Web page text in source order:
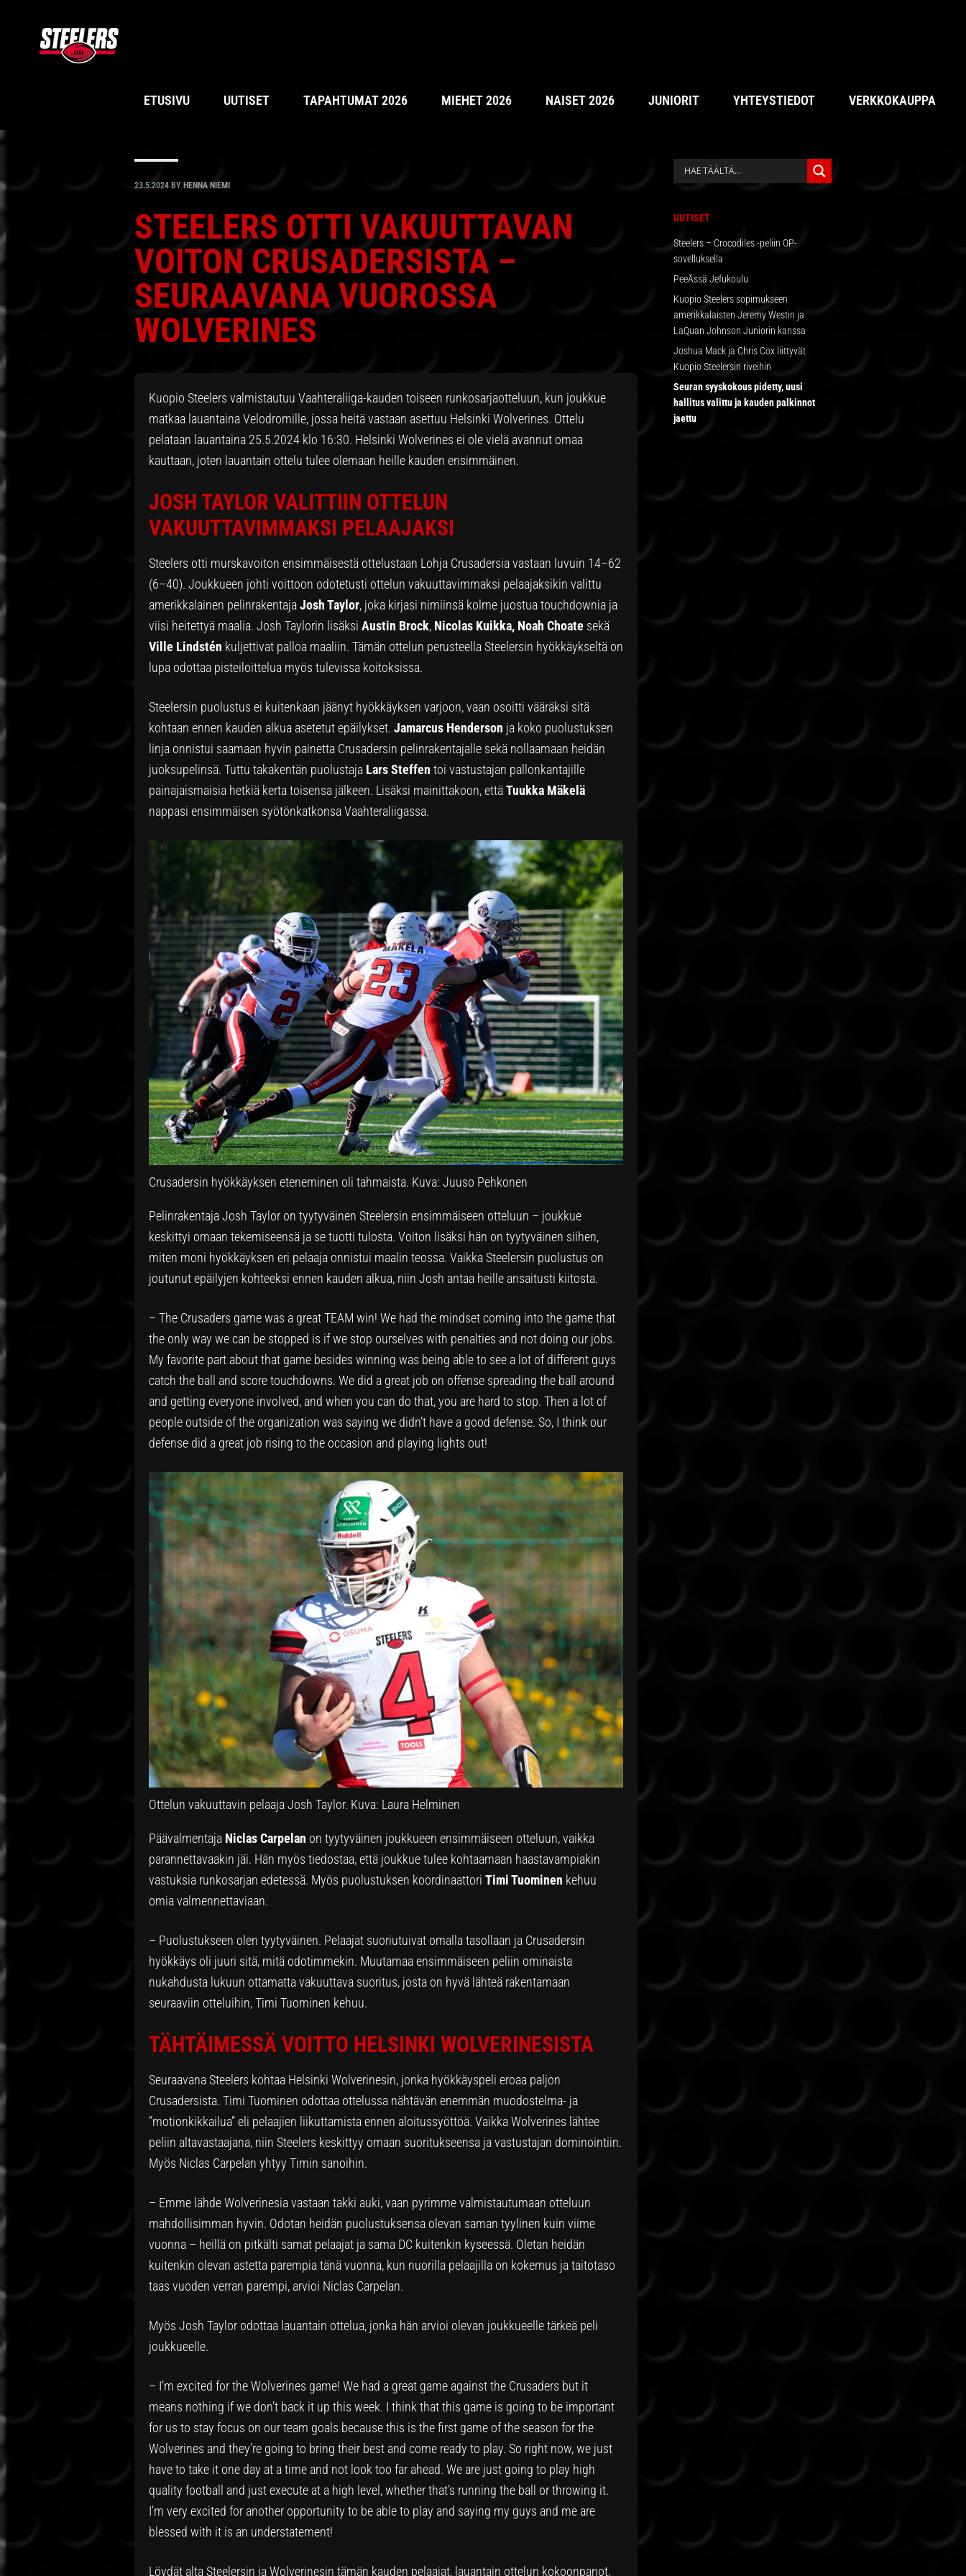
ensisijaiseen
valikkoon
pääsisältöön
ensisijaiseen
sivupalkkiin
alatunnisteeseen
ETUSIVU UUTISET TAPAHTUMAT 2026 MIEHET 2026 NAISET 2026 JUNIORIT YHTEYSTIEDOT VERKKOKAUPPA
23.5.2024 BY HENNA NIEMI
STEELERS OTTI VAKUUTTAVAN
VOITON CRUSADERSISTA –
SEURAAVANA VUOROSSA
WOLVERINES
Kuopio Steelers valmistautuu Vaahteraliiga-kauden toiseen runkosarjaotteluun, kun joukkue
matkaa lauantaina Velodromille, jossa heitä vastaan asettuu Helsinki Wolverines. Ottelu
pelataan lauantaina 25.5.2024 klo 16:30. Helsinki Wolverines ei ole vielä avannut omaa
kauttaan, joten lauantain ottelu tulee olemaan heille kauden ensimmäinen.
JOSH TAYLOR VALITTIIN OTTELUN
VAKUUTTAVIMMAKSI PELAAJAKSI
Steelers otti murskavoiton ensimmäisestä ottelustaan Lohja Crusadersia vastaan luvuin 14–62
(6–40). Joukkueen johti voittoon odotetusti ottelun vakuuttavimmaksi pelaajaksikin valittu
amerikkalainen pelinrakentajaJosh Taylor, joka kirjasi nimiinsä kolme juostua touchdownia ja
viisi heitettyä maalia. Josh Taylorin lisäksi Austin Brock, Nicolas Kuikka, Noah Choate sekä
Ville Lindstén kuljettivat palloa maaliin. Tämän ottelun perusteella Steelersin hyökkäykseltä on
lupa odottaa pisteiloittelua myös tulevissa koitoksissa.
Steelersin puolustus ei kuitenkaan jäänyt hyökkäyksen varjoon, vaan osoitti vääräksi sitä
kohtaan ennen kauden alkua asetetut epäilykset. Jamarcus Henderson ja koko puolustuksen
linja onnistui saamaan hyvin painetta Crusadersin pelinrakentajalle sekä nollaamaan heidän
juoksupelinsä. Tuttu takakentän puolustaja Lars Steffen toi vastustajan pallonkantajille
painajaismaisia hetkiä kerta toisensa jälkeen. Lisäksi mainittakoon, ettäTuukka Mäkelä
nappasi ensimmäisen syötönkatkonsa Vaahteraliigassa.
Crusadersin hyökkäyksen eteneminen oli tahmaista. Kuva: Juuso Pehkonen
Pelinrakentaja Josh Taylor on tyytyväinen Steelersin ensimmäiseen otteluun – joukkue
keskittyi omaan tekemiseensä ja se tuotti tulosta. Voiton lisäksi hän on tyytyväinen siihen,
miten moni hyökkäyksen eri pelaaja onnistui maalin teossa. Vaikka Steelersin puolustus on
joutunut epäilyjen kohteeksi ennen kauden alkua, niin Josh antaa heille ansaitusti kiitosta.
– The Crusaders game was a great TEAM win! We had the mindset coming into the game that
the only way we can be stopped is if we stop ourselves with penalties and not doing our jobs.
My favorite part about that game besides winning was being able to see a lot of different guys
catch the ball and score touchdowns. We did a great job on offense spreading the ball around
and getting everyone involved, and when you can do that, you are hard to stop. Then a lot of
people outside of the organization was saying we didn’t have a good defense. So, I think our
defense did a great job rising to the occasion and playing lights out!
Ottelun vakuuttavin pelaaja Josh Taylor. Kuva: Laura Helminen
Päävalmentaja Niclas Carpelan on tyytyväinen joukkueen ensimmäiseen otteluun, vaikka
parannettavaakin jäi. Hän myös tiedostaa, että joukkue tulee kohtaamaan haastavampiakin
vastuksia runkosarjan edetessä. Myös puolustuksen koordinaattori Timi Tuominen kehuu
omia valmennettaviaan.
– Puolustukseen olen tyytyväinen. Pelaajat suoriutuivat omalla tasollaan ja Crusadersin
hyökkäys oli juuri sitä, mitä odotimmekin. Muutamaa ensimmäiseen peliin ominaista
nukahdusta lukuun ottamatta vakuuttava suoritus, josta on hyvä lähteä rakentamaan
seuraaviin otteluihin, Timi Tuominen kehuu.
TÄHTÄIMESSÄ VOITTO HELSINKI WOLVERINESISTA
Seuraavana Steelers kohtaa Helsinki Wolverinesin, jonka hyökkäyspeli eroaa paljon
Crusadersista. Timi Tuominen odottaa ottelussa nähtävän enemmän muodostelma- ja
”motionkikkailua” eli pelaajien liikuttamista ennen aloitussyöttöä. Vaikka Wolverines lähtee
peliin altavastaajana, niin Steelers keskittyy omaan suoritukseensa ja vastustajan dominointiin.
Myös Niclas Carpelan yhtyy Timin sanoihin.
– Emme lähde Wolverinesia vastaan takki auki, vaan pyrimme valmistautumaan otteluun
mahdollisimman hyvin. Odotan heidän puolustuksensa olevan saman tyylinen kuin viime
vuonna – heillä on pitkälti samat pelaajat ja sama DC kuitenkin kyseessä. Oletan heidän
kuitenkin olevan astetta parempia tänä vuonna, kun nuorilla pelaajilla on kokemus ja taitotaso
taas vuoden verran parempi, arvioi Niclas Carpelan.
Myös Josh Taylor odottaa lauantain ottelua, jonka hän arvioi olevan joukkueelle tärkeä peli
joukkueelle.
– I’m excited for the Wolverines game! We had a great game against the Crusaders but it
means nothing if we don’t back it up this week. I think that this game is going to be important
for us to stay focus on our team goals because this is the first game of the season for the
Wolverines and they’re going to bring their best and come ready to play. So right now, we just
have to take it one day at a time and not look too far ahead. We are just going to play high
quality football and just execute at a high level, whether that’s running the ball or throwing it.
I’m very excited for another opportunity to be able to play and saying my guys and me are
blessed with it is an understatement!
Löydät alta Steelersin ja Wolverinesin tämän kauden pelaajat, lauantain ottelun kokoonpanot,
ENSISIJAINEN
UUTISET
Steelers – Crocodiles -peliin OP-
sovelluksella
PeeÄssä Jefukoulu
Kuopio Steelers sopimukseen
amerikkalaisten Jeremy Westin ja
LaQuan Johnson Juniorin kanssa
Joshua Mack ja Chris Cox liittyvät
Kuopio Steelersin riveihin
Seuran syyskokous pidetty, uusi
hallitus valittu ja kauden palkinnot
jaettu